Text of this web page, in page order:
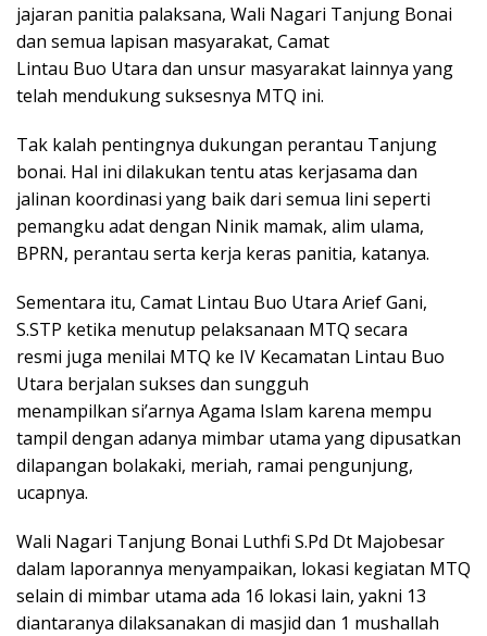
jajaran panitia palaksana, Wali Nagari Tanjung Bonai
dan semua lapisan masyarakat, Camat
Lintau Buo Utara dan unsur masyarakat lainnya yang
telah mendukung suksesnya MTQ ini.
Tak kalah pentingnya dukungan perantau Tanjung
bonai. Hal ini dilakukan tentu atas kerjasama dan
jalinan koordinasi yang baik dari semua lini seperti
pemangku adat dengan Ninik mamak, alim ulama,
BPRN, perantau serta kerja keras panitia, katanya.
Sementara itu, Camat Lintau Buo Utara Arief Gani,
S.STP ketika menutup pelaksanaan MTQ secara
resmi juga menilai MTQ ke IV Kecamatan Lintau Buo
Utara berjalan sukses dan sungguh
menampilkan si’arnya Agama Islam karena mempu
tampil dengan adanya mimbar utama yang dipusatkan
dilapangan bolakaki, meriah, ramai pengunjung,
ucapnya.
Wali Nagari Tanjung Bonai Luthfi S.Pd Dt Majobesar
dalam laporannya menyampaikan, lokasi kegiatan MTQ
selain di mimbar utama ada 16 lokasi lain, yakni 13
diantaranya dilaksanakan di masjid dan 1 mushallah